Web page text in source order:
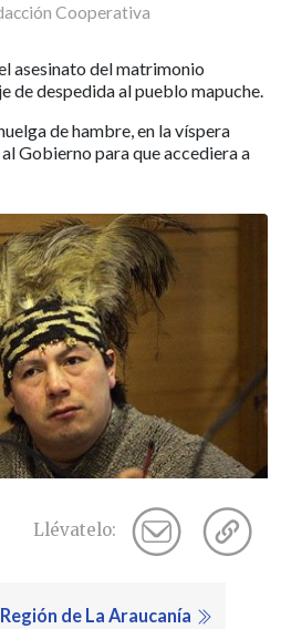
Cooperativa
asesinato del matrimonio
de despedida al pueblo mapuche.
de hambre, en la víspera
Gobierno para que accediera a
Llévatelo:
de La Araucanía